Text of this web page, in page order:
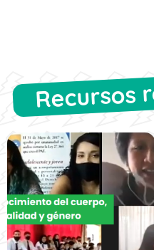
Recursos